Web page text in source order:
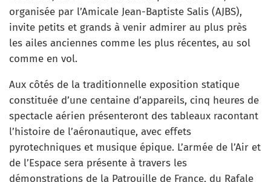
organisée par l’Amicale Jean-Baptiste Salis (AJBS),
invite petits et grands à venir admirer au plus près
les ailes anciennes comme les plus récentes, au sol
comme en vol.
Aux côtés de la traditionnelle exposition statique
constituée d’une centaine d’appareils, cinq heures de
spectacle aérien présenteront des tableaux racontant
l’histoire de l’aéronautique, avec effets
pyrotechniques et musique épique. L’armée de l’Air et
de l’Espace sera présente à travers les
démonstrations de la Patrouille de France, du Rafale